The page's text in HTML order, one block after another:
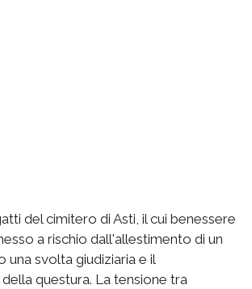
del cimitero di Asti, il cui benessere
a rischio dall'allestimento di un
una svolta giudiziaria e il
questura. La tensione tra